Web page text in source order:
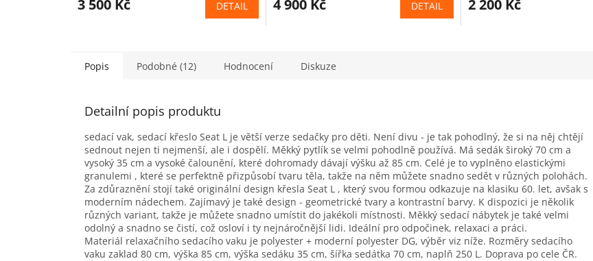
3 500 Kč DETAIL 4 900 Kč DETAIL 2 200 Kč
Popis Podobné (12) Hodnocení Diskuze
Detailní popis produktu
sedací vak, sedací křeslo Seat L je větší verze sedačky pro děti. Není divu - je tak pohodlný, že si na něj chtějí
sednout nejen ti nejmenší, ale i dospělí. Měkký pytlík se velmi pohodlně používá. Má sedák široký 70 cm a
vysoký 35 cm a vysoké čalounění, které dohromady dávají výšku až 85 cm. Celé je to vyplněno elastickými
granulemi , které se perfektně přizpůsobí tvaru těla, takže na něm můžete snadno sedět v různých polohách.
Za zdůraznění stojí také originální design křesla Seat L , který svou formou odkazuje na klasiku 60. let, avšak s
moderním nádechem. Zajímavý je také design - geometrické tvary a kontrastní barvy. K dispozici je několik
různých variant, takže je můžete snadno umístit do jakékoli místnosti. Měkký sedací nábytek je také velmi
odolný a snadno se čistí, což osloví i ty nejnáročnější lidi. Ideální pro odpočinek, relaxaci a práci.
Materiál relaxačního sedacího vaku je polyester + moderní polyester DG, výběr viz níže. Rozměry sedacího
vaku zaklad 80 cm, výška 85 cm, výška sedáku 35 cm, šířka sedátka 70 cm, naplň 250 L. Doprava po cele ČR.